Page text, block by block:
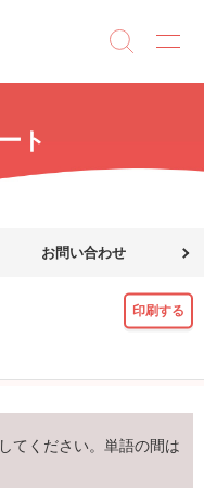
ト
お問い合わせ
印刷する
てください。単語の間は